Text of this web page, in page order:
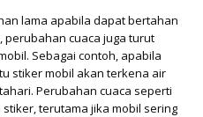
lama apabila dapat bertahan
perubahan cuaca juga turut
Sebagai contoh, apabila
stiker mobil akan terkena air
Perubahan cuaca seperti
terutama jika mobil sering